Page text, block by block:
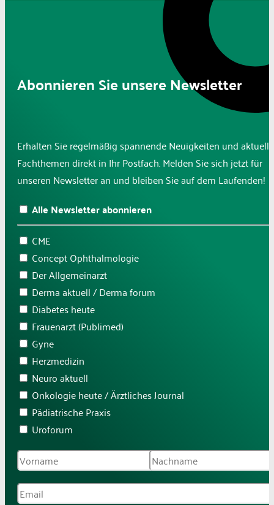
Abonnieren Sie unsere Newsletter
Erhalten Sie regelmäßig spannende Neuigkeiten und aktuelle
Fachthemen direkt in Ihr Postfach. Melden Sie sich jetzt für
unseren Newsletter an und bleiben Sie auf dem Laufenden!
Alle Newsletter abonnieren
CME
Concept Ophthalmologie
Der Allgemeinarzt
Derma aktuell / Derma forum
Diabetes heute
Frauenarzt (Publimed)
Gyne
Herzmedizin
Neuro aktuell
Onkologie heute / Ärztliches Journal
Pädiatrische Praxis
Uroforum